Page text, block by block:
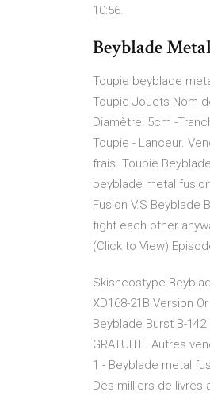
10:56.
Beyblade
Toupie beyblade
Toupie Jouets-Nom
Diamètre: 5cm -
Toupie - Lanceur.
frais. Toupie
beyblade metal
Fusion V.S
fight each other
(Click to View)
Skisneostype
XD168-21B Version
Beyblade Burst B-
GRATUITE. Autres
1 - Beyblade metal
Des milliers de livres